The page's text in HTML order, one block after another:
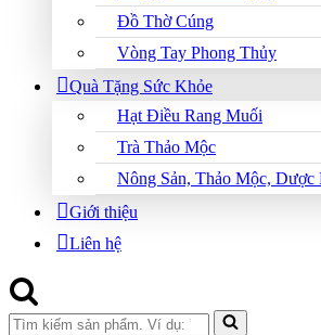
Đồ Thờ Cúng
Vòng Tay Phong Thủy
Quà Tặng Sức Khỏe
Hạt Điều Rang Muối
Trà Thảo Mộc
Nông Sản, Thảo Mộc, Dược
Giới thiệu
Liên hệ
Search